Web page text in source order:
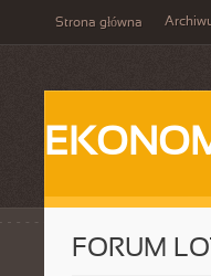
Strona główna
FORUM